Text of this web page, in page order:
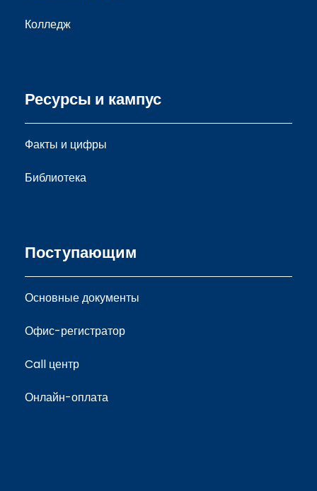
Колледж
Ресурсы и кампус
Факты и цифры
Библиотека
Поступающим
Основные документы
Офис-регистратор
Call центр
Онлайн-оплата